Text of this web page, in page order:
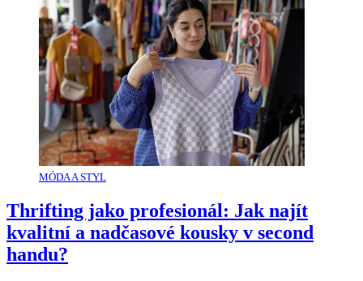
MÓDA A STYL
Thrifting jako profesionál: Jak najít
kvalitní a nadčasové kousky v second
handu?